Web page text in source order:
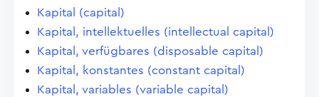
Kapital (capital)
Kapital, intellektuelles (intellectual capital)
Kapital, verfügbares (disposable capital)
Kapital, konstantes (constant capital)
Kapital, variables (variable capital)